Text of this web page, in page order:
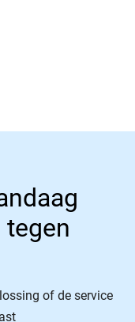
of de service